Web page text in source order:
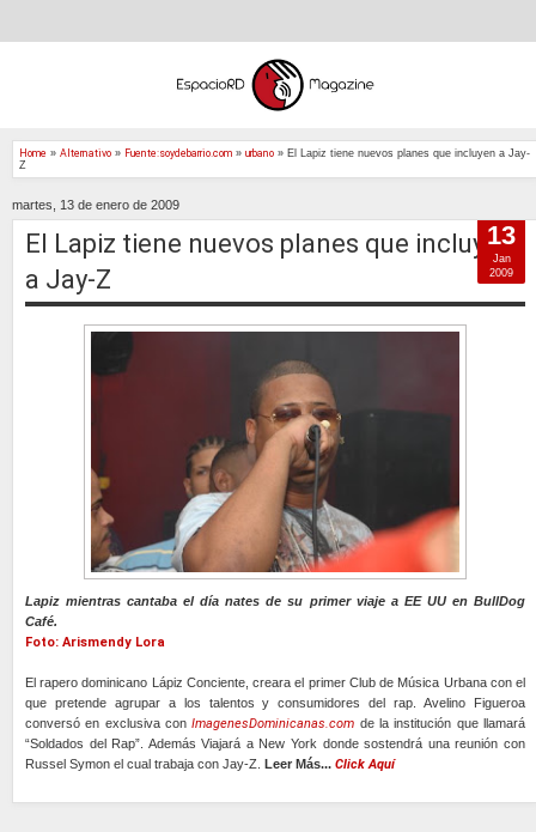
Home » Alternativo » Fuente:soydebarrio.com » urbano » El Lapiz tiene nuevos planes que incluyen a Jay-
Z
martes, 13 de enero de 2009
El Lapiz tiene nuevos planes que incluyen
a Jay-Z
Lapiz mientras cantaba el día nates de su primer viaje a EE UU en BullDog
Café.
Foto: Arismendy Lora
El rapero dominicano Lápiz Conciente, creara el primer Club de Música Urbana con el
que pretende agrupar a los talentos y consumidores del rap. Avelino Figueroa
conversó en exclusiva conImagenesDominicanas.com de la institución que llamará
“Soldados del Rap”. Además Viajará a New York donde sostendrá una reunión con
Russel Symon el cual trabaja con Jay-Z. Leer Más... Click Aquí
13
Jan
2009